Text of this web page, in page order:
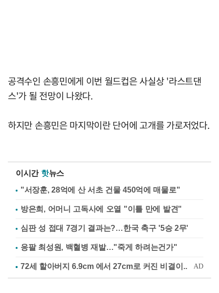
공격수인 손흥민에게 이번 월드컵은 사실상 '라스트댄
스'가 될 전망이 나왔다.
하지만 손흥민은 마지막이란 단어에 고개를 가로저었다.
이시간 핫뉴스
"서장훈, 28억에 산 서초 건물 450억에 매물로"
방은희, 어머니 고독사에 오열 "이틀 만에 발견"
심판 성 접대 7경기 결과는?…한국 축구 '5승 2무'
응팔 최성원, 백혈병 재발…"죽게 하려는건가"